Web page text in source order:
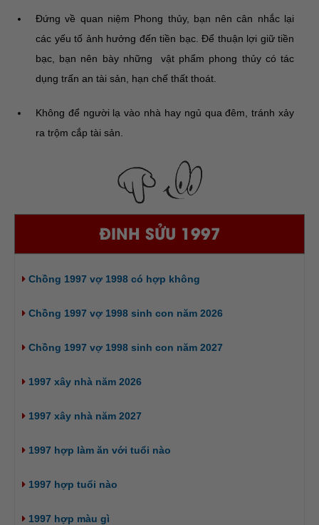
Đứng về quan niệm Phong thủy, bạn nên cân nhắc lại
các yếu tố ảnh hưởng đến tiền bạc. Để thuận lợi giữ tiền
bạc, bạn nên bày những vật phẩm phong thủy có tác
dụng trấn an tài sản, hạn chế thất thoát.
Không để người lạ vào nhà hay ngủ qua đêm, tránh xảy
ra trộm cắp tài sản.
ĐINH SỬU 1997
Chồng 1997 vợ 1998 có hợp không
Chồng 1997 vợ 1998 sinh con năm 2026
Chồng 1997 vợ 1998 sinh con năm 2027
1997 xây nhà năm 2026
1997 xây nhà năm 2027
1997 hợp làm ăn với tuổi nào
1997 hợp tuổi nào
1997 hợp màu gì